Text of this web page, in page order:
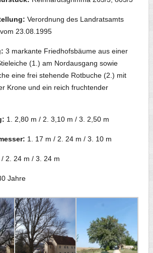
Verordnung des Landratsamts
23.08.1995
3 markante Friedhofsbäume aus einer
(1.) am Nordausgang sowie
eine frei stehende Rotbuche (2.) mit
Krone und ein reich fruchtender
1. 2,80 m / 2. 3,10 m / 3. 2,50 m
1. 17 m / 2. 24 m / 3. 10 m
2. 24 m / 3. 24 m
Jahre